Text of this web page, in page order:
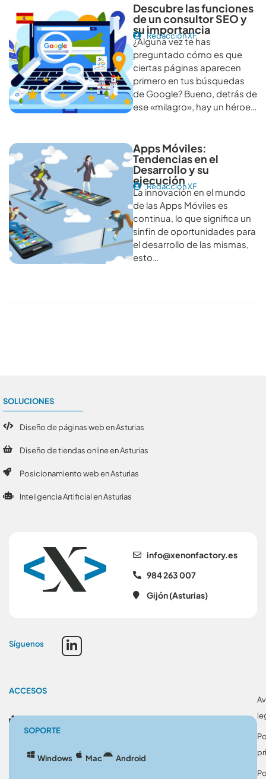
Descubre las funciones
de un consultor SEO y
su importancia
Redacción XF
¿Alguna vez te has
preguntado cómo es que
ciertas páginas aparecen
primero en tus búsquedas
de Google? Bueno, detrás de
ese «milagro», hay un héroe…
Apps Móviles:
Tendencias en el
Desarrollo y su
ejecución
Redacción XF
La innovación en el mundo
de las Apps Móviles es
continua, lo que significa un
sinfín de oportunidades para
el desarrollo de las mismas,
esto…
se.yrotcafnonex@ofni
984 263 007
Gijón (Asturias)
Síguenos
SOLUCIONES
Diseño de páginas web en Asturias
Diseño de tiendas online en Asturias
Posicionamiento web en Asturias
Inteligencia Artificial en Asturias
ACCESOS
SOPORTE
Windows Mac Android